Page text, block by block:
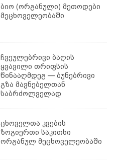
ბიო (ორგანული) მეთოდები
მეცხოველეობაში
ჩვეულებრივი ბაღის
ყვავილი თრიფსის
წინააღმდეგ — ბუნებრივი
გზა მავნებელთან
საბრძოლველად
ცხოველთა კვების
ზოგიერთი საკითხი
ორგანულ მეცხოველეობაში